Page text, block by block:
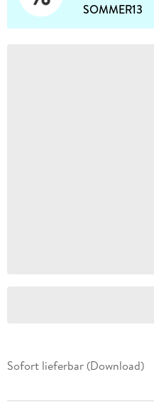
SOMMER13
Sofort lieferbar (Download)